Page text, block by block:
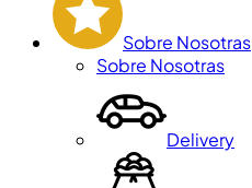
Sobre Nosotras
Sobre Nosotras
Delivery